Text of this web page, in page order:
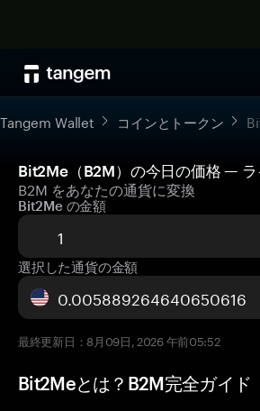
Tangem Wallet コインとトークン
Bit2Me（B2M）の今日の価格 —
B2M をあなたの通貨に変換
Bit2Me の金額
選択した通貨の金額
最終更新日：8月09日, 2026 午前05:52
Bit2Meとは？B2M完全ガイド